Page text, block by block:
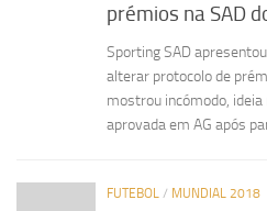
prémios na SAD
Sporting SAD
alterar protocolo de
mostrou incómodo,
aprovada em AG após
FUTEBOL / MUNDIAL 2018